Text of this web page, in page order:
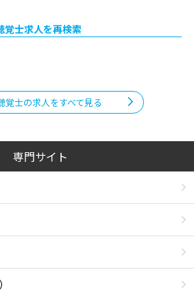
覚士求人を再検索
覚士の求人をすべて見る
専門サイト